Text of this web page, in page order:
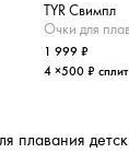
TYR Свимпл
1 999 ₽
4 ×500 ₽ сплит